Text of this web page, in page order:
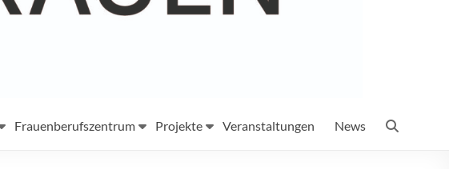
Frauenberufszentrum Projekte Veranstaltungen News